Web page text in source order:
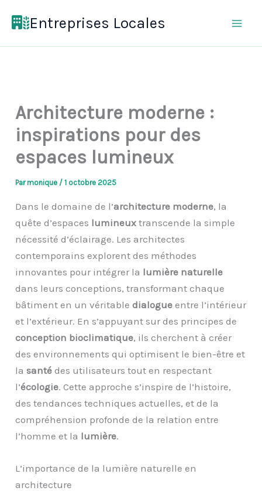
Entreprises Locales
Architecture moderne :
inspirations pour des
espaces lumineux
Parmonique /1 octobre 2025
Dans le domaine de l’architecture moderne, la
quête d’espaces lumineux transcende la simple
nécessité d’éclairage. Les architectes
contemporains explorent des méthodes
innovantes pour intégrer la lumière naturelle
dans leurs conceptions, transformant chaque
bâtiment en un véritabledialogue entre l’intérieur
et l’extérieur. En s’appuyant sur des principes de
conception bioclimatique, ils cherchent à créer
des environnements qui optimisent le bien-être et
lasanté des utilisateurs tout en respectant
l’écologie. Cette approche s’inspire de l’histoire,
des tendances techniques actuelles, et de la
compréhension profonde de la relation entre
l’homme et la lumière.
L’importance de la lumière naturelle en
architecture